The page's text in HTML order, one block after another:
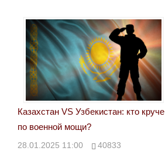
Казахстан VS Узбекистан: кто круче
по военной мощи?
28.01.2025 11:00 40833